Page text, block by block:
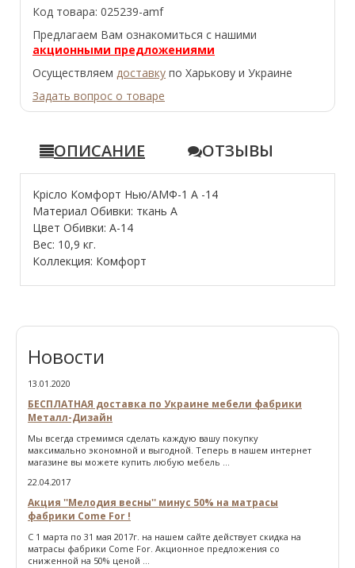
Код товара: 025239-amf
Предлагаем Вам ознакомиться с нашими
акционными предложениями
Осуществляем доставку по Харькову и Украине
Задать вопрос о товаре
ОПИСАНИЕ ОТЗЫВЫ
Крісло Комфорт Нью/АМФ-1 А -14
Материал Обивки: ткань А
Цвет Обивки: А-14
Вес: 10,9 кг.
Коллекция: Комфорт
Новости
13.01.2020
БЕСПЛАТНАЯ доставка по Украине мебели фабрики
Металл-Дизайн
Мы всегда стремимся сделать каждую вашу покупку
максимально экономной и выгодной. Теперь в нашем интернет
магазине вы можете купить любую мебель ...
22.04.2017
Акция ''Мелодия весны'' минус 50% на матрасы
фабрики Come For !
С 1 марта по 31 мая 2017г. на нашем сайте действует скидка на
матрасы фабрики Come For. Акционное предложения со
сниженной на 50% ценой ...